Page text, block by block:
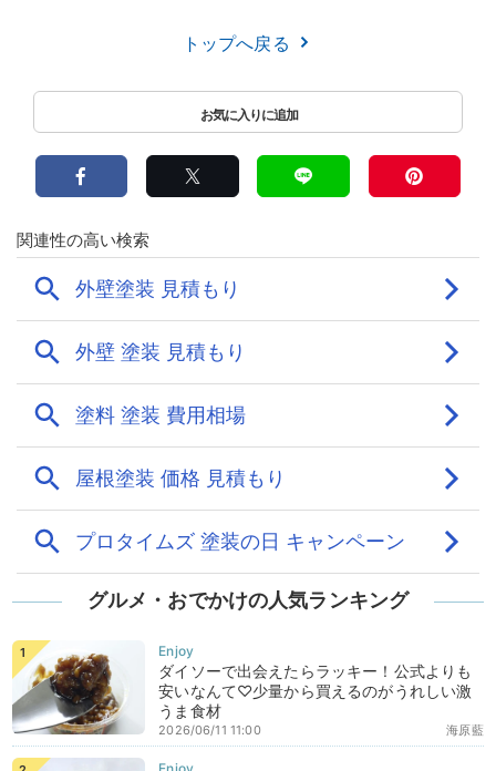
トップへ戻る
グルメ・おでかけの人気ランキング
ダイソーで出会えたらラッキー！公式よりも
安いなんて♡少量から買えるのがうれしい激
うま食材
海原藍
2026/06/11 11:00